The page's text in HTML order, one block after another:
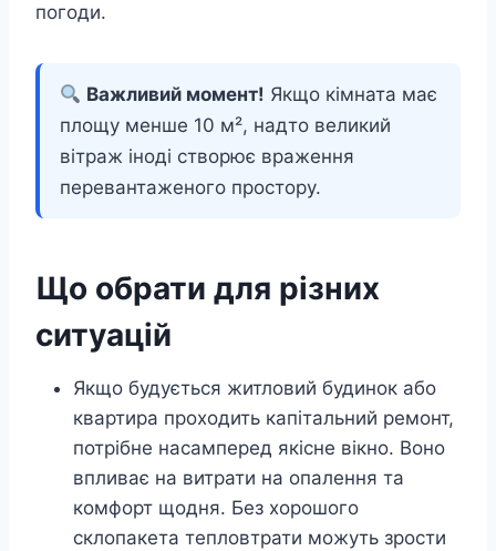
погоди.
Важливий момент! Якщо кімната має
площу менше 10 м², надто великий
вітраж іноді створює враження
перевантаженого простору.
Що обрати для різних
ситуацій
Якщо будується житловий будинок або
квартира проходить капітальний ремонт,
потрібне насамперед якісне вікно. Воно
впливає на витрати на опалення та
комфорт щодня. Без хорошого
склопакета тепловтрати можуть зрости